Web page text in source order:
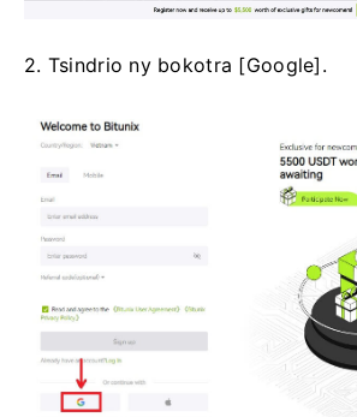
2. Tsindrio ny bokotra [Google].